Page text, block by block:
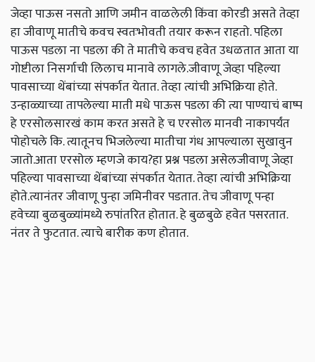
जेव्हा पाऊस नसतो आणि जमीन वाळलेली किंवा कोरडी असते तेव्हा
हा जीवाणू मातीचे कवच स्वतःभोवती तयार करून राहतो. पहिला
पाऊस पडला ना पडला की ते मातीचे कवच हवेत उधळतात आता या
गोष्टीला निसर्गाची लिलाच मानावे लागले.जीवाणू जेव्हा पहिल्या
पावसाच्या थेंबांच्या संपर्कात येतात. तेव्हा त्यांची अभिक्रिया होते.
उन्हाळ्याच्या तापलेल्या माती मधे पाऊस पडला की त्या पाण्याचं बाष्प
हे एरसोलसारखं काम करत असते हे च एरसोल मानवी नाकापर्यंत
पोहोचले कि. त्यातूनच भिजलेल्या मातीचा गंध आपल्याला सुखावुन
जातो.आता एरसोल म्हणजे काय?हा प्रश्न पडला असेलजीवाणू जेव्हा
पहिल्या पावसाच्या थेंबांच्या संपर्कात येतात. तेव्हा त्यांची अभिक्रिया
होते.त्यानंतर जीवाणू पुन्हा जमिनीवर पडतात. तेच जीवाणू पन्हा
हवेच्या बुळबुळ्यांमध्ये रुपांतरित होतात. हे बुळबुळे हवेत पसरतात.
नंतर ते फुटतात. त्याचे बारीक कण होतात.